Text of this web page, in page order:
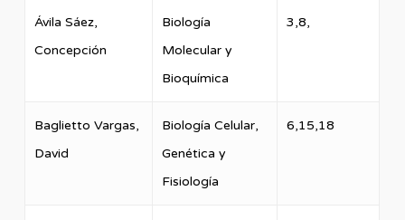
Ávila Sáez,
Concepción
Biología
Molecular y
Bioquímica
3,8,
Baglietto Vargas,
David
Biología Celular,
Genética y
Fisiología
6,15,18